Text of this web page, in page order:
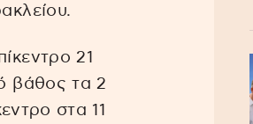
21
βάθος τα 2
στα 11